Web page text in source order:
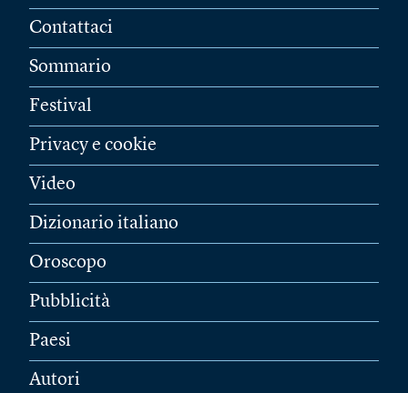
Contattaci
Sommario
Festival
Privacy e cookie
Video
Dizionario italiano
Oroscopo
Pubblicità
Paesi
Autori